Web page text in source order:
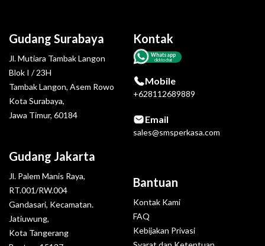
Gudang Surabaya
Jl. Mutiara Tambak Langon
Blok I / 23H
Tambak Langon, Asem Rowo
Kota Surabaya,
Jawa Timur, 60184
Gudang Jakarta
Jl. Palem Manis Raya,
RT.001/RW.004
Gandasari, Kecamatan.
Jatiuwung,
Kota Tangerang
Kontak
Whatsapp
click to chat
Mobile
+628112689889
Email
sales@smsperkasa.com
Bantuan
Kontak Kami
FAQ
Kebijakan Privasi